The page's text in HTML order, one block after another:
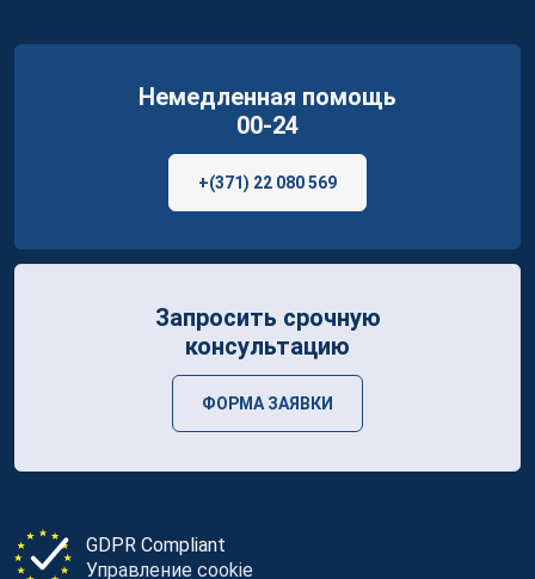
GDPR Compliant
Управление cookie
Немедленная помощь
00-24
+(371) 22 080 569
Запросить срочную
консультацию
ФОРМА ЗАЯВКИ